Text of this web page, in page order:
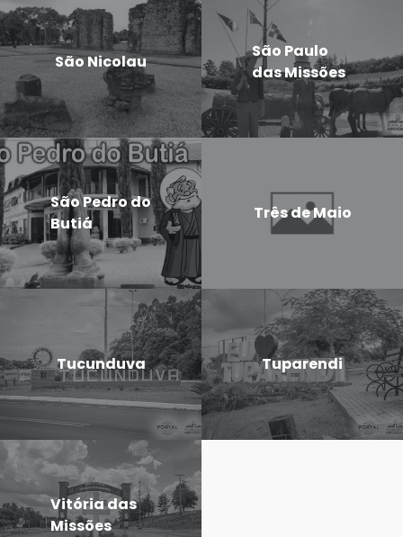
São Nicolau
São Paulo
das Missões
São Pedro do
Butiá
Três de Maio
Tucunduva Tuparendi
Vitória das
Missões